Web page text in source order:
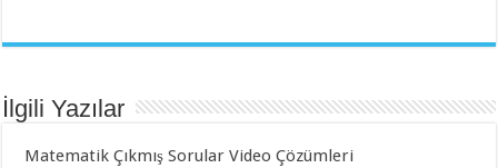
İlgili Yazılar
Matematik Çıkmış Sorular Video Çözümleri